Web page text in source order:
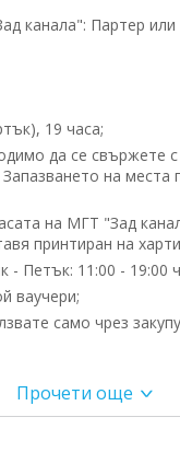
канала": Партер
19 часа;
да се свържете
на
на МГТ "Зад
принтиран на
Петък: 11:00 - 19:00
ваучери;
само чрез
на пирамидите/"
Прочети още